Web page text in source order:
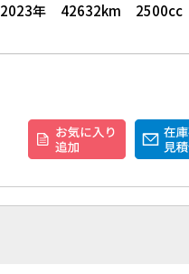
2023年 42632km 2500cc